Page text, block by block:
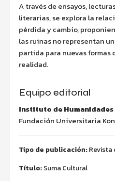
A través de ensayos,
literarias, se explora la
pérdida y cambio,
las ruinas no representan
partida para nuevas formas
realidad.
Equipo editorial
Instituto de Humanidades
Fundación Universitaria
Tipo de publicación:
Título:Suma Cultural